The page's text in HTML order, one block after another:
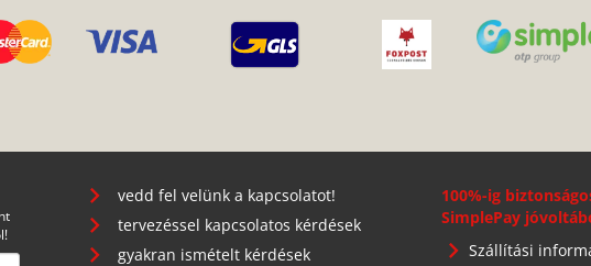
vedd fel velünk a kapcsolatot!
tervezéssel kapcsolatos kérdések
gyakran ismételt kérdések
100%-ig
SimplePay
Szállítási